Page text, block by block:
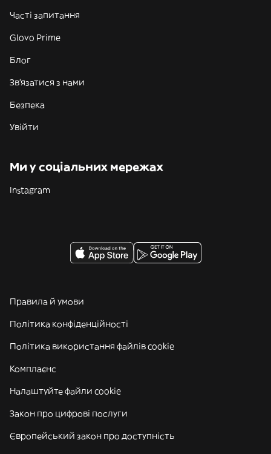
Часті запитання
Glovo Prime
Блог
Зв'язатися з нами
Безпека
Увійти
Ми у соціальних мережах
Instagram
Правила й умови
Політика конфіденційності
Політика використання файлів cookie
Комплаєнс
Налаштуйте файли cookie
Закон про цифрові послуги
Європейський закон про доступність